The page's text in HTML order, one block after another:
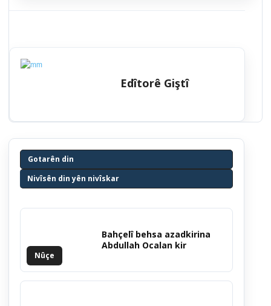
Edîtorê Giştî
Gotarên din
Nivîsên din yên nivîskar
Nûçe
Bahçelî behsa azadkirina
Abdullah Ocalan kir